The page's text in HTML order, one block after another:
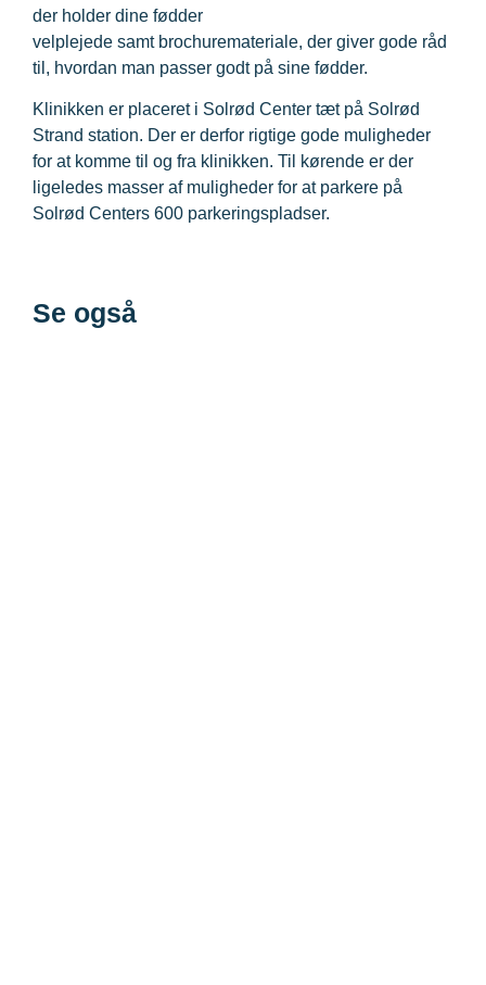
der holder dine fødder
velplejede samt brochuremateriale, der giver gode råd
til, hvordan man passer godt på sine fødder.
Klinikken er placeret i Solrød Center tæt på Solrød
Strand station. Der er derfor rigtige gode muligheder
for at komme til og fra klinikken. Til kørende er der
ligeledes masser af muligheder for at parkere på
Solrød Centers 600 parkeringspladser.
Se også